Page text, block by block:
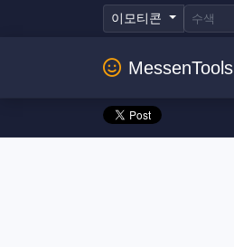
이모티콘
MessenTools